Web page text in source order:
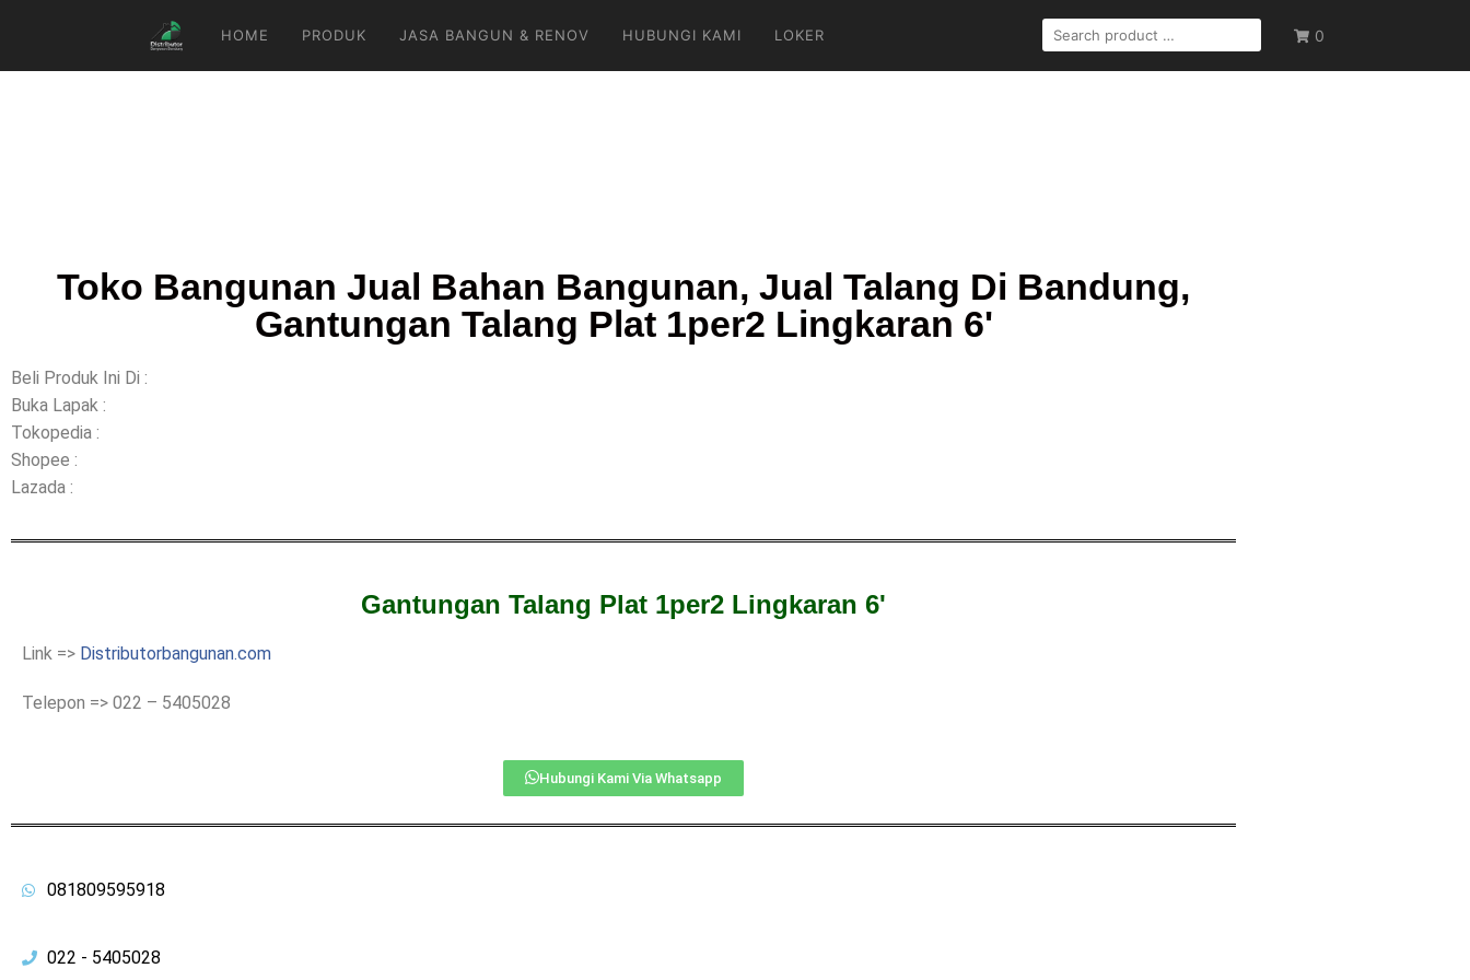
0
HOME PRODUK JASA BANGUN & RENOV HUBUNGI KAMI LOKER
Toko Bangunan Jual Bahan Bangunan, Jual Talang Di Bandung,
Gantungan Talang Plat 1per2 Lingkaran 6'
Beli Produk Ini Di :
Buka Lapak :
Tokopedia :
Shopee :
Lazada :
Gantungan Talang Plat 1per2 Lingkaran 6'
Link => Distributorbangunan.com
Telepon => 022 – 5405028
Hubungi Kami Via Whatsapp
081809595918
022 - 5405028